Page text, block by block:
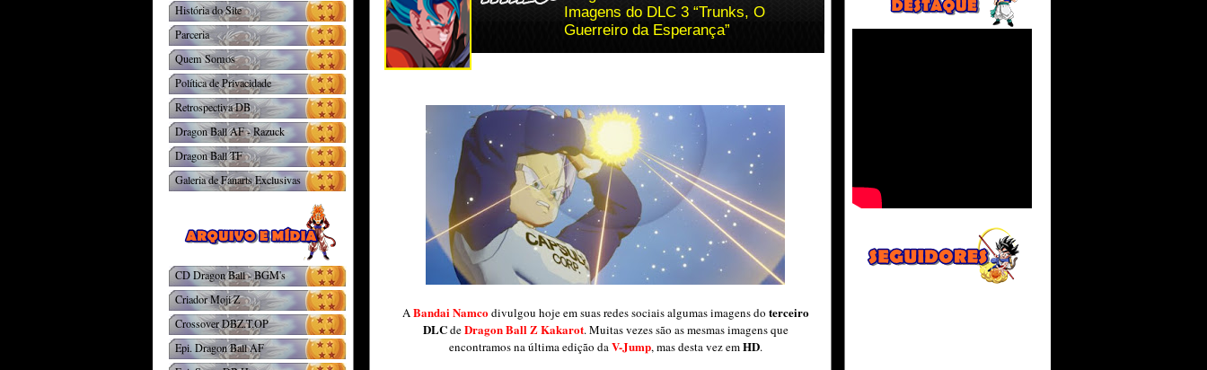
Imagens do DLC 3 “Trunks, O
Guerreiro da Esperança”
A Bandai Namcodivulgou hoje em suas redes sociais algumas imagens do terceiro
DLCdeDragon Ball Z Kakarot. Muitas vezes são as mesmas imagens que
encontramos na última edição da V-Jump, mas desta vez emHD.
História do Site
Parceria
Quem Somos
Política de Privacidade
Retrospectiva DB
Dragon Ball AF - Razuck
Dragon Ball TF
Galeria de Fanarts Exclusivas
CD Dragon Ball - BGM's
Criador Moji Z
Crossover DBZ.T.OP
Epi. Dragon Ball AF